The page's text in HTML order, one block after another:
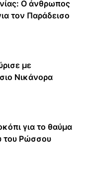
Ο άνθρωπος
τον Παράδεισο
με
Νικάνορα
για το θαύμα
του Ρώσσου